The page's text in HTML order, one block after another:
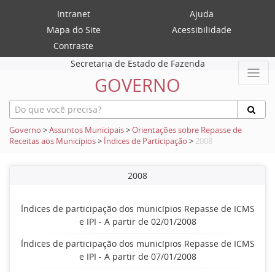
Intranet
Ajuda
Mapa do Site
Acessibilidade
Contraste
Secretaria de Estado de Fazenda
GOVERNO
Governo >Assuntos Municipais>Orientações sobre Repasse de
Receitas aos Municípios> Índices de Participação > 2008
2008
Índices de participação dos municípios Repasse de ICMS
e IPI - A partir de 02/01/2008
Índices de participação dos municípios Repasse de ICMS
e IPI - A partir de 07/01/2008